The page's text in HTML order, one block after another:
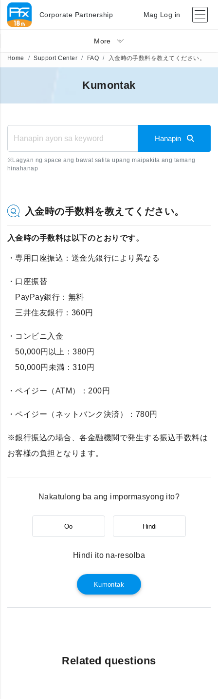
Corporate Partnership Mag Log in
More
Home Support Center FAQ 入金時の手数料を教えてください。
Kumontak
Hanapin
※Lagyan ng space ang bawat salita upang maipakita ang tamang
hinahanap
入金時の手数料を教えてください。
入金時の手数料は以下のとおりです。
・専用口座振込：送金先銀行により異なる
・口座振替
PayPay銀行：無料
三井住友銀行：360円
・コンビニ入金
50,000円以上：380円
50,000円未満：310円
・ペイジー（ATM）：200円
・ペイジー（ネットバンク決済）：780円
※銀行振込の場合、各金融機関で発生する振込手数料は
お客様の負担となります。
Nakatulong ba ang impormasyong ito?
Oo Hindi
Hindi ito na-resolba
Kumontak
Related questions